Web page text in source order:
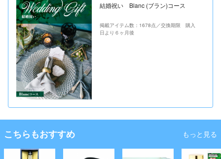
結婚祝い Blanc (ブラン)コース
掲載アイテム数：1678点／交換期限 購入
日より６ヶ月後
こちらもおすすめ もっと見る